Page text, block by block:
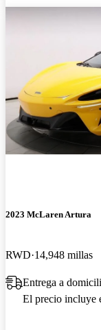
2023 McLaren Artura
RWD 14,948 millas
Entrega a
El precio incluye